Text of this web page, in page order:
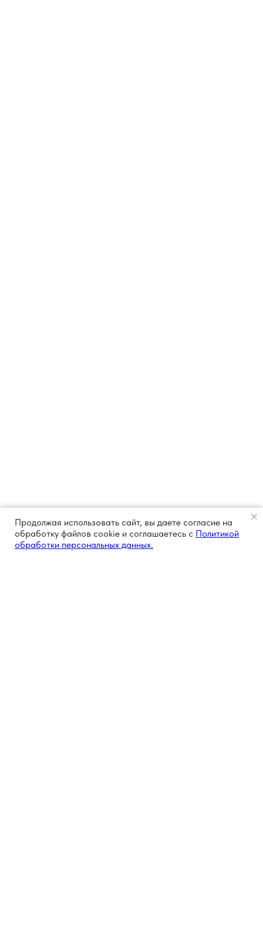
Продолжая использовать сайт, вы даете согласие на
обработку файлов cookie и соглашаетесь с Политикой
обработки персональных данных.